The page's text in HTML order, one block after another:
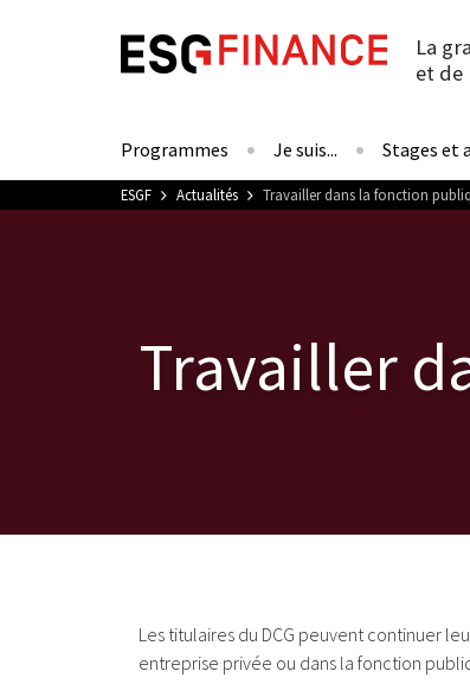
Travailler
Les titulaires du DCG peuvent continuer
entreprise privée ou dans la fonction
La
et de
Programmes Je suis... Stages et
Vous êtes ici
ESGF Actualités Travailler dans la fonction